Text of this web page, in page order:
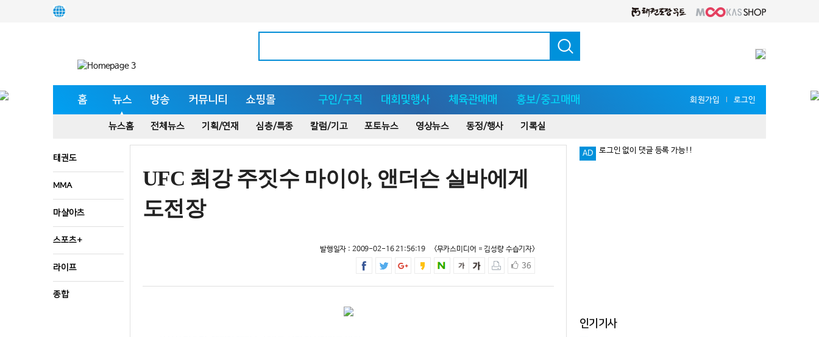
홈 뉴스 방송 커뮤니티 쇼핑몰 구인/구직 대회및행사 체육관매매 홍보/중고매매 회원가입 l 로그인
뉴스홈 전체뉴스 기획/연재 심층/특종 칼럼/기고 포토뉴스 영상뉴스 동정/행사 기록실
태권도
MMA
마샬아츠
스포츠+
라이프
종합
UFC 최강 주짓수 마이아, 앤더슨 실바에게
도전장
발행일자 : 2009-02-16 21:56:19 <무카스미디어 = 김성량 수습기자>
36
AD 다양한 지식 공유를 원한다면 '무카스 세미나'
인기기사